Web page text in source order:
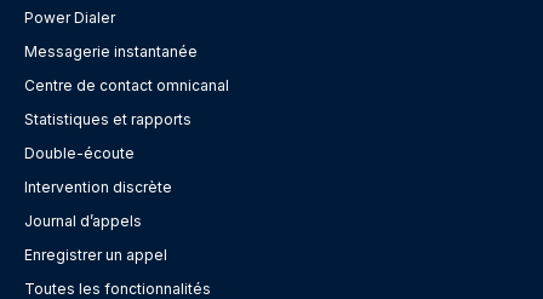
Power Dialer
Messagerie instantanée
Centre de contact omnicanal
Statistiques et rapports
Double-écoute
Intervention discrète
Journal d’appels
Enregistrer un appel
Toutes les fonctionnalités